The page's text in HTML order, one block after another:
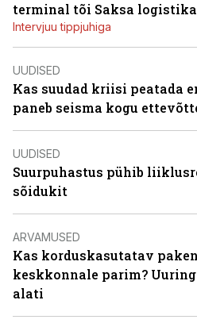
terminal tõi Saksa
Intervjuu tippjuhiga
UUDISED
Kas suudad kriisi peatada
paneb seisma kogu
UUDISED
Suurpuhastus pühib
sõidukit
ARVAMUSED
Kas korduskasutatav
keskkonnale parim?
alati